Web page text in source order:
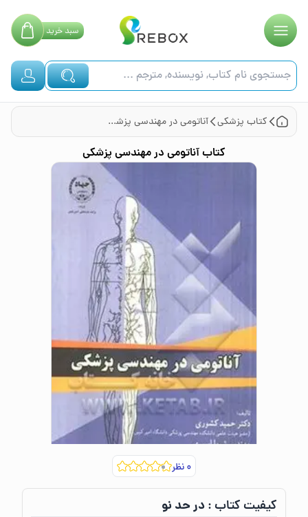
سبدخرید
کتاب پزشکی آناتومی در مهندسی پزشکی
کتابآناتومی در مهندسی پزشکی
۰نظر
کیفیت کتاب :‌در حد نو